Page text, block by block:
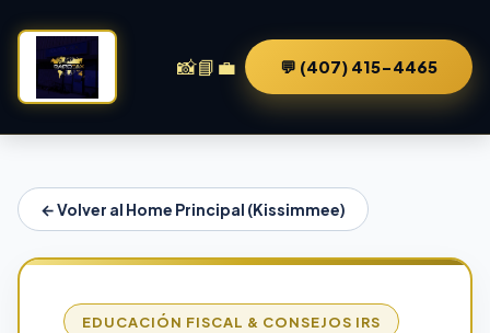
📸📘 💼 💬 (407) 415-4465
← Volver al Home Principal (Kissimmee)
EDUCACIÓN FISCAL & CONSEJOS IRS